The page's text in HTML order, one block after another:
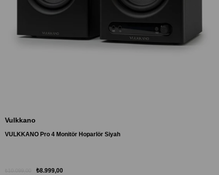
Vulkkano
VULKKANO Pro 4 Monitör Hoparlör Siyah
₺8.999,00